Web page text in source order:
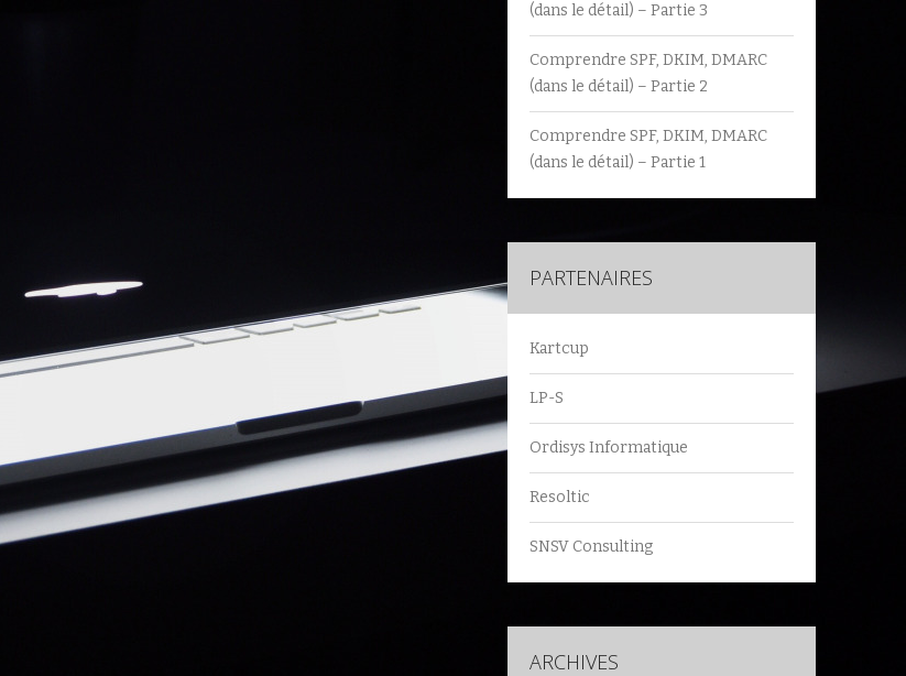
(dans le détail) – Partie 3
Comprendre SPF, DKIM, DMARC
(dans le détail) – Partie 2
Comprendre SPF, DKIM, DMARC
(dans le détail) – Partie 1
PARTENAIRES
Kartcup
LP-S
Ordisys Informatique
Resoltic
SNSV Consulting
ARCHIVES